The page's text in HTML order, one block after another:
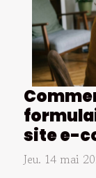
site e-
Jeu. 14 mai